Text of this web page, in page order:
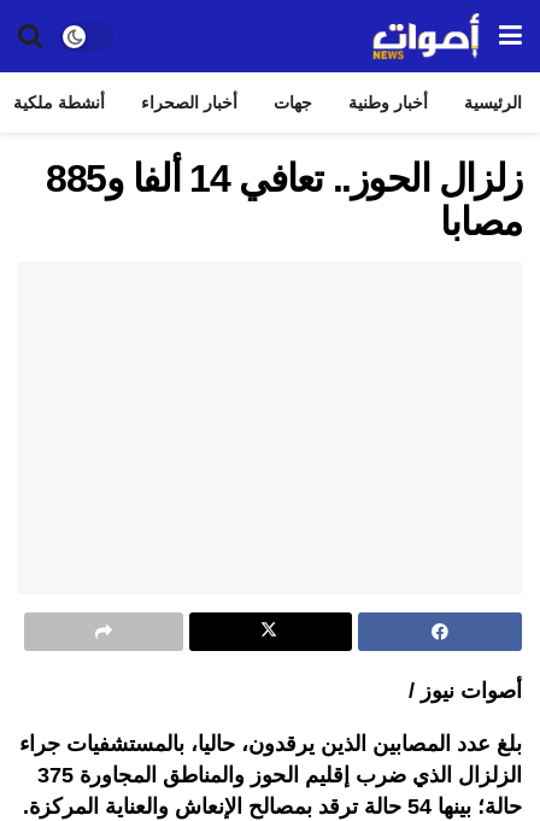
الرئيسية أخبار وطنية جهات أخبار الصحراء أنشطة ملكية
زلزال الحوز.. تعافي 14 ألفا و885
مصابا
أصوات نيوز /
بلغ عدد المصابين الذين يرقدون، حاليا، بالمستشفيات جراء
الزلزال الذي ضرب إقليم الحوز والمناطق المجاورة 375
حالة؛ بينها 54 حالة ترقد بمصالح الإنعاش والعناية المركزة.